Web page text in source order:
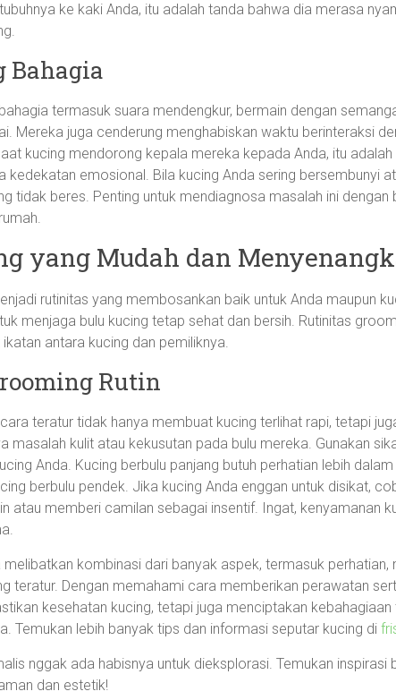
ke kaki Anda, itu adalah tanda bahwa dia merasa
Bahagia
termasuk suara mendengkur, bermain dengan
Mereka juga cenderung menghabiskan waktu berinteraksi
kucing mendorong kepala mereka kepada Anda, itu
kedekatan emosional. Bila kucing Anda sering bersembunyi
tidak beres. Penting untuk mendiagnosa masalah ini dengan
yang Mudah dan
rutinitas yang membosankan baik untuk Anda maupun
menjaga bulu kucing tetap sehat dan bersih. Rutinitas
antara kucing dan pemiliknya.
Rutin
teratur tidak hanya membuat kucing terlihat rapi, tetapi
masalah kulit atau kekusutan pada bulu mereka. Gunakan
Anda. Kucing berbulu panjang butuh perhatian lebih
berbulu pendek. Jika kucing Anda enggan untuk disikat,
atau memberi camilan sebagai insentif. Ingat, kenyamanan
kombinasi dari banyak aspek, termasuk perhatian,
teratur. Dengan memahami cara memberikan perawatan
kesehatan kucing, tetapi juga menciptakan kebahagiaan
Temukan lebih banyak tips dan informasi seputar kucing di
nggak ada habisnya untuk dieksplorasi. Temukan inspirasi
dan estetik!